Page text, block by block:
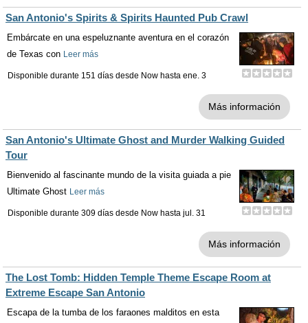
San Antonio's Spirits & Spirits Haunted Pub Crawl
Embárcate en una espeluznante aventura en el corazón
de Texas con Leer más
Disponible durante 151 días desde Now hasta ene. 3
Más información
San Antonio's Ultimate Ghost and Murder Walking Guided
Tour
Bienvenido al fascinante mundo de la visita guiada a pie
Ultimate Ghost Leer más
Disponible durante 309 días desde Now hasta jul. 31
Más información
The Lost Tomb: Hidden Temple Theme Escape Room at
Extreme Escape San Antonio
Escapa de la tumba de los faraones malditos en esta